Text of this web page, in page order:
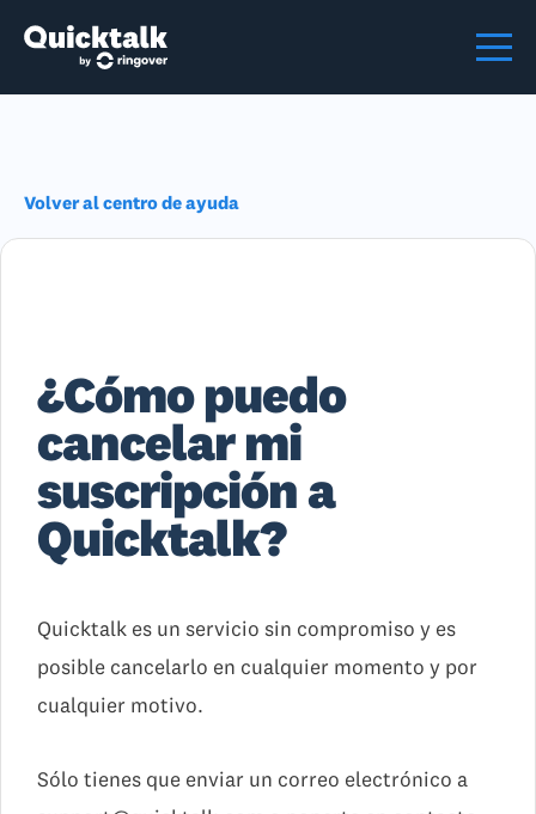
Volver al centro de ayuda
¿Cómo puedo
cancelar mi
suscripción a
Quicktalk?
Quicktalk es un servicio sin compromiso y es
posible cancelarlo en cualquier momento y por
cualquier motivo.
Sólo tienes que enviar un correo electrónico a